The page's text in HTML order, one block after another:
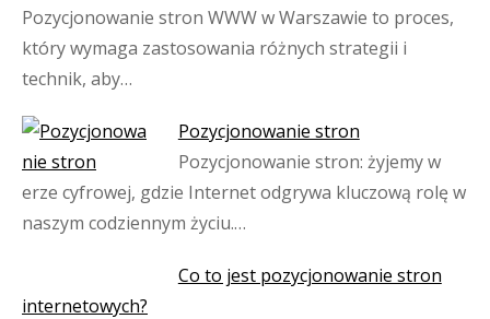
Pozycjonowanie stron WWW w Warszawie to proces,
który wymaga zastosowania różnych strategii i
technik, aby…
Pozycjonowanie stron
Pozycjonowanie stron: żyjemy w
erze cyfrowej, gdzie Internet odgrywa kluczową rolę w
naszym codziennym życiu.…
Co to jest pozycjonowanie stron
internetowych?